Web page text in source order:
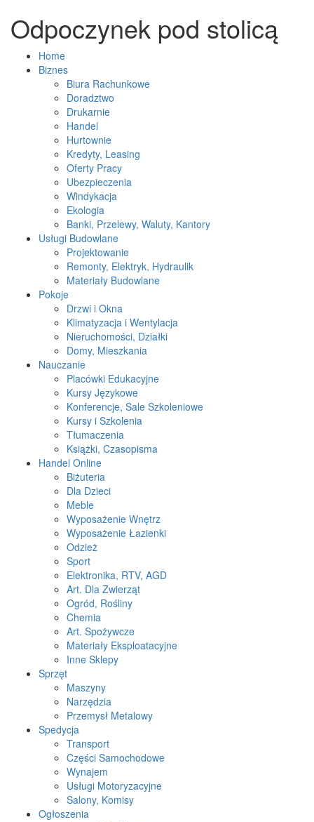
Odpoczynek pod stolicą
Home
Biznes
Biura Rachunkowe
Doradztwo
Drukarnie
Handel
Hurtownie
Kredyty, Leasing
Oferty Pracy
Ubezpieczenia
Windykacja
Ekologia
Banki, Przelewy, Waluty, Kantory
Usługi Budowlane
Projektowanie
Remonty, Elektryk, Hydraulik
Materiały Budowlane
Pokoje
Drzwi i Okna
Klimatyzacja i Wentylacja
Nieruchomości, Działki
Domy, Mieszkania
Nauczanie
Placówki Edukacyjne
Kursy Językowe
Konferencje, Sale Szkoleniowe
Kursy i Szkolenia
Tłumaczenia
Książki, Czasopisma
Handel Online
Biżuteria
Dla Dzieci
Meble
Wyposażenie Wnętrz
Wyposażenie Łazienki
Odzież
Sport
Elektronika, RTV, AGD
Art. Dla Zwierząt
Ogród, Rośliny
Chemia
Art. Spożywcze
Materiały Eksploatacyjne
Inne Sklepy
Sprzęt
Maszyny
Narzędzia
Przemysł Metalowy
Spedycja
Transport
Części Samochodowe
Wynajem
Usługi Motoryzacyjne
Salony, Komisy
Ogłoszenia